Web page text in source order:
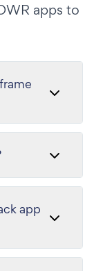
apps to
app